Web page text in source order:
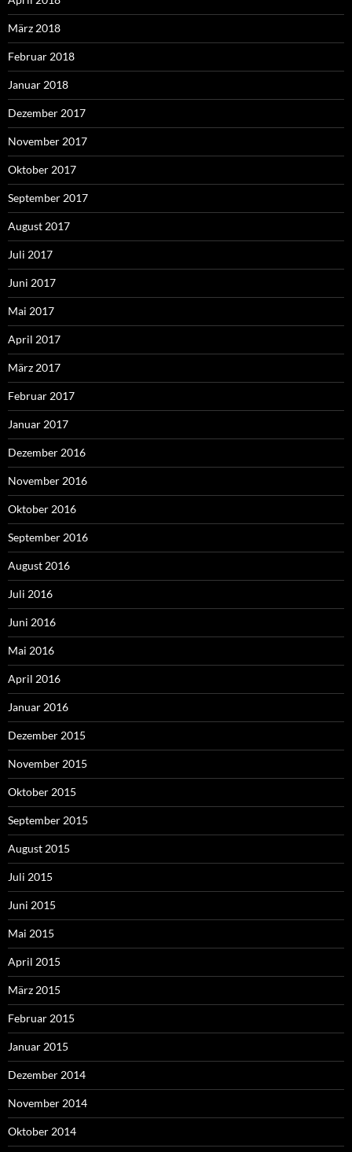
März 2018
Februar 2018
Januar 2018
Dezember 2017
November 2017
Oktober 2017
September 2017
August 2017
Juli 2017
Juni 2017
Mai 2017
April 2017
März 2017
Februar 2017
Januar 2017
Dezember 2016
November 2016
Oktober 2016
September 2016
August 2016
Juli 2016
Juni 2016
Mai 2016
April 2016
Januar 2016
Dezember 2015
November 2015
Oktober 2015
September 2015
August 2015
Juli 2015
Juni 2015
Mai 2015
April 2015
März 2015
Februar 2015
Januar 2015
Dezember 2014
November 2014
Oktober 2014